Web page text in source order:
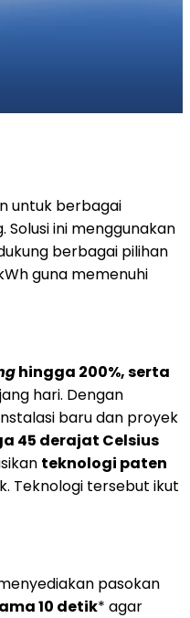
untuk berbagai
ini menggunakan
berbagai pilihan
guna memenuhi
hingga 200%, serta
hari. Dengan
baru dan proyek
45 derajat Celsius
teknologi paten
Teknologi tersebut ikut
pasokan
10 detik* agar